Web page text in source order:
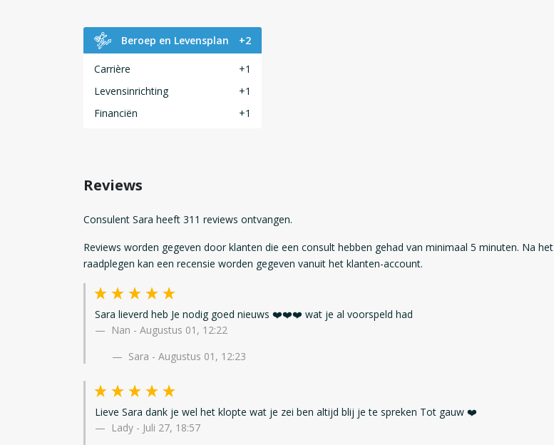
Beroep en Levensplan +2
Carrière
+1
Levensinrichting
+1
Financiën
+1
Reviews
Consulent Sara heeft 311 reviews ontvangen.
Reviews worden gegeven door klanten die een consult hebben gehad van minimaal 5 minuten. Na het
raadplegen kan een recensie worden gegeven vanuit het klanten-account.
Sara lieverd heb Je nodig goed nieuws ❤️❤️❤️ wat je al voorspeld had
Nan - Augustus 01, 12:22
Sara - Augustus 01, 12:23
Lieve Sara dank je wel het klopte wat je zei ben altijd blij je te spreken Tot gauw ❤️
Lady - Juli 27, 18:57